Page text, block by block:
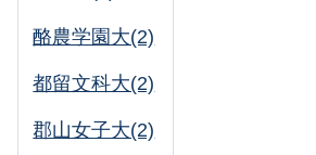
酪農学園大(2)
都留文科大(2)
郡山女子大(2)